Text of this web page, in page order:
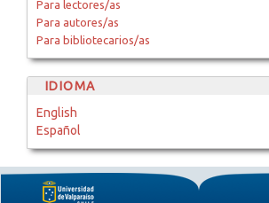
Para lectores/as
Para autores/as
Para bibliotecarios/as
IDIOMA
English
Español